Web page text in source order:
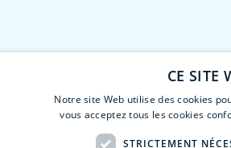
CE SITE
Notre site Web utilise des cookies
vous acceptez tous les cookies
STRICTEMENT